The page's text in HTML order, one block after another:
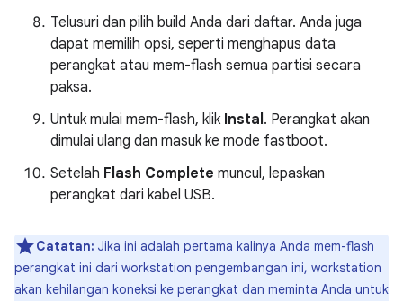
Telusuri dan pilih build Anda dari daftar. Anda juga
dapat memilih opsi, seperti menghapus data
perangkat atau mem-flash semua partisi secara
paksa.
Untuk mulai mem-flash, klik Instal. Perangkat akan
dimulai ulang dan masuk ke mode fastboot.
Setelah Flash Complete muncul, lepaskan
perangkat dari kabel USB.
Catatan: Jika ini adalah pertama kalinya Anda mem-flash
perangkat ini dari workstation pengembangan ini, workstation
akan kehilangan koneksi ke perangkat dan meminta Anda untuk